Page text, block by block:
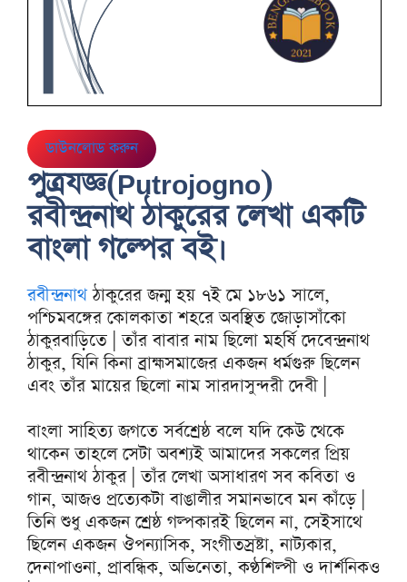
ডাউনলোড করুন
পুত্রযজ্ঞ(Putrojogno)
রবীন্দ্রনাথ ঠাকুরের লেখা একটি
বাংলা গল্পের বই।
রবীন্দ্রনাথঠাকুরের জন্ম হয় ৭ই মে ১৮৬১ সালে,
পশ্চিমবঙ্গের কোলকাতা শহরে অবস্থিত জোড়াসাঁকো
ঠাকুরবাড়িতে | তাঁর বাবার নাম ছিলো মহর্ষি দেবেন্দ্রনাথ
ঠাকুর, যিনি কিনা ব্রাহ্মসমাজের একজন ধর্মগুরু ছিলেন
এবং তাঁর মায়ের ছিলো নাম সারদাসুন্দরী দেবী |
বাংলা সাহিত্য জগতে সর্বশ্রেষ্ঠ বলে যদি কেউ থেকে
থাকেন তাহলে সেটা অবশ্যই আমাদের সকলের প্রিয়
রবীন্দ্রনাথ ঠাকুর | তাঁর লেখা অসাধারণ সব কবিতা ও
গান, আজও প্রত্যেকটা বাঙালীর সমানভাবে মন কাঁড়ে |
তিনি শুধু একজন শ্রেষ্ঠ গল্পকারই ছিলেন না, সেইসাথে
ছিলেন একজন ঔপন্যাসিক, সংগীতস্রষ্টা, নাট্যকার,
দেনাপাওনা, প্রাবন্ধিক, অভিনেতা, কণ্ঠশিল্পী ও দার্শনিকও